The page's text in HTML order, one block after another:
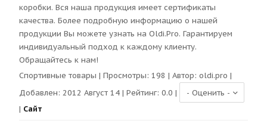
коробки. Вся наша продукция имеет сертификаты
качества. Более подробную информацию о нашей
продукции Вы можете узнать на Oldi.Pro. Гарантируем
индивидуальный подход к каждому клиенту.
Обращайтесь к нам!
Спортивные товары | Просмотры: 198 | Автор: oldi.pro |
Добавлен: 2012 Август 14 | Рейтинг: 0.0 |
| Сайт